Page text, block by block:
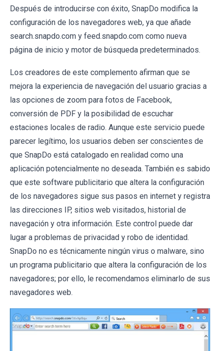
Después de introducirse con éxito, SnapDo modifica la
configuración de los navegadores web, ya que añade
search.snapdo.com y feed.snapdo.com como nueva
página de inicio y motor de búsqueda predeterminados.
Los creadores de este complemento afirman que se
mejora la experiencia de navegación del usuario gracias a
las opciones de zoom para fotos de Facebook,
conversión de PDF y la posibilidad de escuchar
estaciones locales de radio. Aunque este servicio puede
parecer legítimo, los usuarios deben ser conscientes de
que SnapDo está catalogado en realidad como una
aplicación potencialmente no deseada. También es sabido
que este software publicitario que altera la configuración
de los navegadores sigue sus pasos en internet y registra
las direcciones IP, sitios web visitados, historial de
navegación y otra información. Este control puede dar
lugar a problemas de privacidad y robo de identidad.
SnapDo no es técnicamente ningún virus o malware, sino
un programa publicitario que altera la configuración de los
navegadores; por ello, le recomendamos eliminarlo de sus
navegadores web.